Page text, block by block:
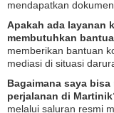
mendapatkan
Apakah ada layanan
membutuhkan
memberikan bantuan
mediasi di situasi
Bagaimana saya
perjalanan di
melalui saluran resmi